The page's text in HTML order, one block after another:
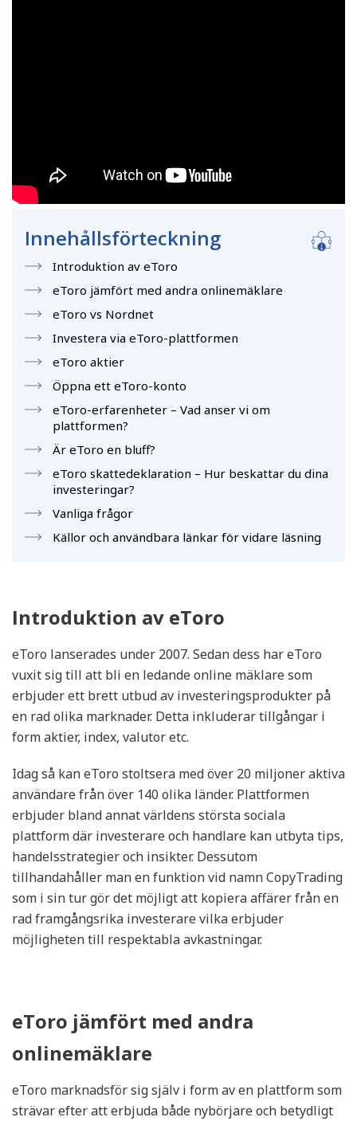
Innehållsförteckning
Introduktion av eToro
eToro jämfört med andra onlinemäklare
eToro vs Nordnet
Investera via eToro-plattformen
eToro aktier
Öppna ett eToro-konto
eToro-erfarenheter – Vad anser vi om
plattformen?
Är eToro en bluff?
eToro skattedeklaration – Hur beskattar du dina
investeringar?
Vanliga frågor
Källor och användbara länkar för vidare läsning
Introduktion av eToro
eToro lanserades under 2007. Sedan dess har eToro
vuxit sig till att bli en ledande online mäklare som
erbjuder ett brett utbud av investeringsprodukter på
en rad olika marknader. Detta inkluderar tillgångar i
form aktier, index, valutor etc.
Idag så kan eToro stoltsera med över 20 miljoner aktiva
användare från över 140 olika länder. Plattformen
erbjuder bland annat världens största sociala
plattform där investerare och handlare kan utbyta tips,
handelsstrategier och insikter. Dessutom
tillhandahåller man en funktion vid namn CopyTrading
som i sin tur gör det möjligt att kopiera affärer från en
rad framgångsrika investerare vilka erbjuder
möjligheten till respektabla avkastningar.
eToro jämfört med andra
onlinemäklare
eToro marknadsför sig själv i form av en plattform som
strävar efter att erbjuda både nybörjare och betydligt